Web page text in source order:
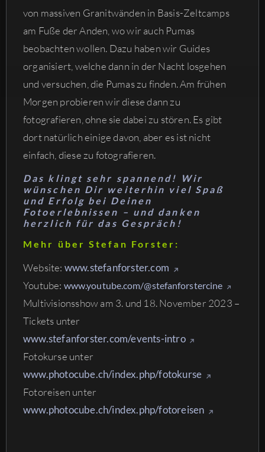
von massiven Granitwänden in Basis-Zeltcamps
am Fuße der Anden, wo wir auch Pumas
beobachten wollen. Dazu haben wir Guides
organisiert, welche dann in der Nacht losgehen
und versuchen, die Pumas zu finden. Am frühen
Morgen probieren wir diese dann zu
fotografieren, ohne sie dabei zu stören. Es gibt
dort natürlich einige davon, aber es ist nicht
einfach, diese zu fotografieren.
Das klingt sehr spannend! Wir
wünschen Dir weiterhin viel Spaß
und Erfolg bei Deinen
Fotoerlebnissen – und danken
herzlich für das Gespräch!
Mehr über Stefan Forster:
Website: www.stefanforster.com
Youtube: www.youtube.com/@stefanforstercine
Multivisionsshow am 3. und 18. November 2023 –
Tickets unter
www.stefanforster.com/events-intro
Fotokurse unter
www.photocube.ch/index.php/fotokurse
Fotoreisen unter
www.photocube.ch/index.php/fotoreisen